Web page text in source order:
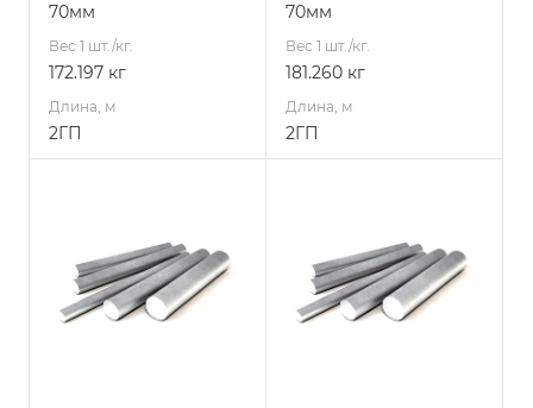
70мм
Вес 1 шт./кг.
172.197 кг
Длина, м
2ГП
70мм
Вес 1 шт./кг.
181.260 кг
Длина, м
2ГП